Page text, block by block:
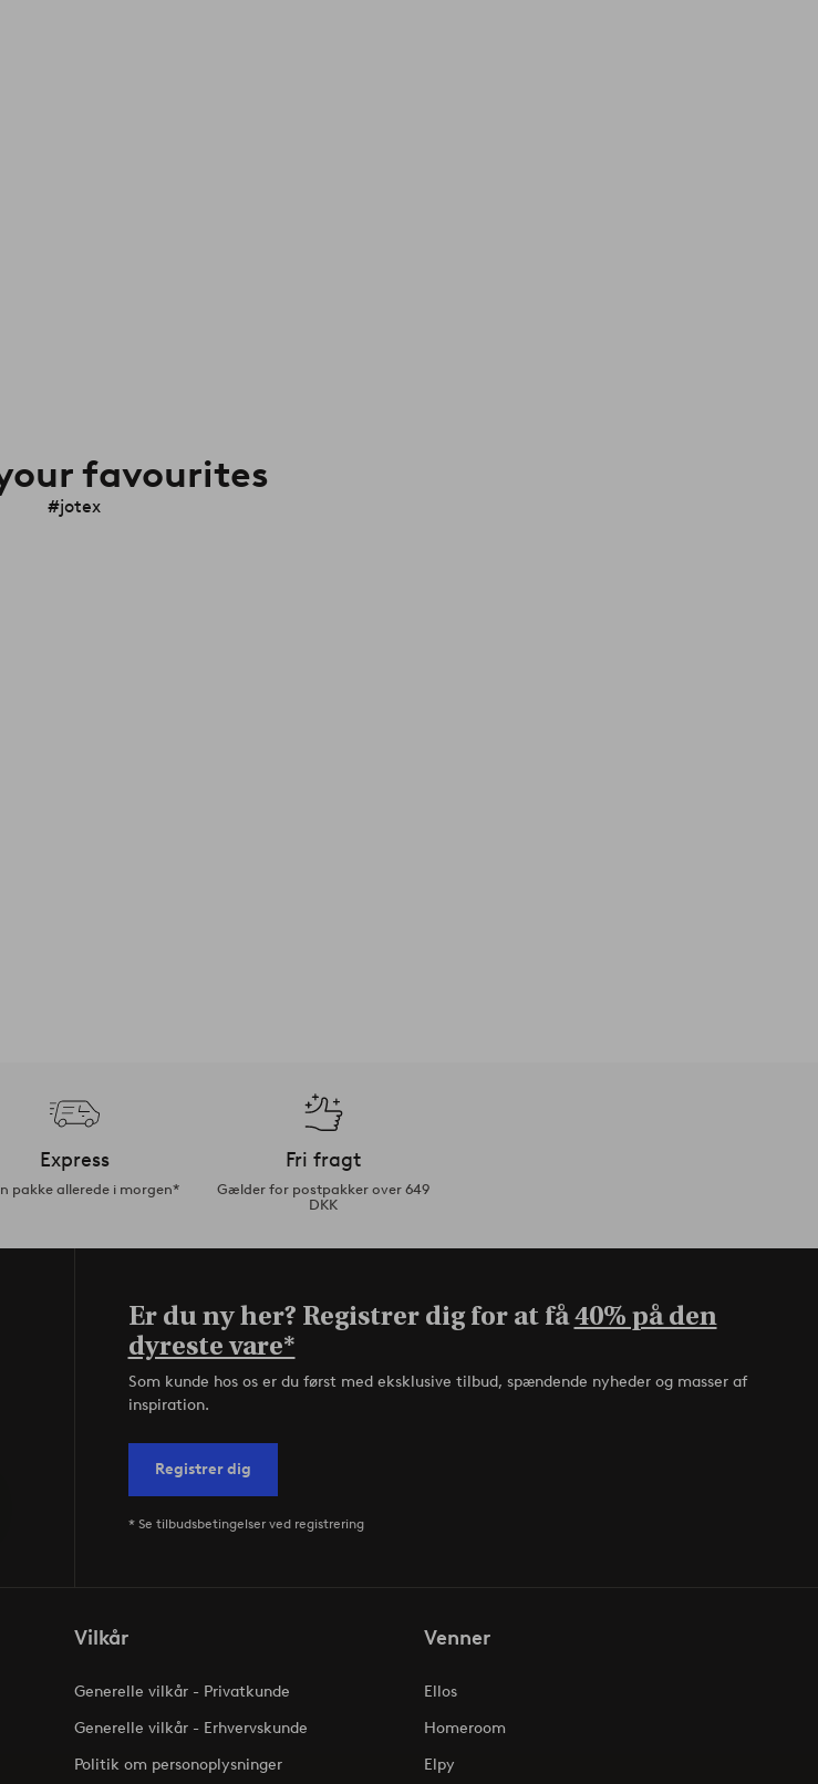
favourites
#jotex
Express
pakke allerede i morgen*
Fri fragt
Gælder for postpakker over 649
DKK
Er du ny her? Registrer dig for at få40% på den
dyreste vare*
Som kunde hos os er du først med eksklusive tilbud, spændende nyheder og masser af
inspiration.
Registrer dig
* Se tilbudsbetingelser ved registrering
Vilkår
Generelle vilkår - Privatkunde
Generelle vilkår - Erhvervskunde
Politik om personoplysninger
Venner
Ellos
Homeroom
Elpy